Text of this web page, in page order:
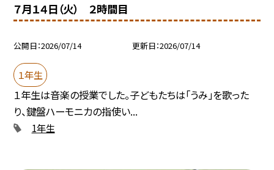
７月１４日（火） ２時間目
公開日 2026/07/14 更新日 2026/07/14
１年生
１年生は音楽の授業でした。子どもたちは「うみ」を歌った
り、鍵盤ハーモニカの指使い...
1年生